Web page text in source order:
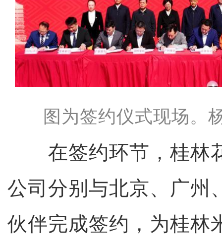
图为签约仪式现场。
在签约环节，桂林
公司分别与北京、广州
伙伴完成签约，为桂林